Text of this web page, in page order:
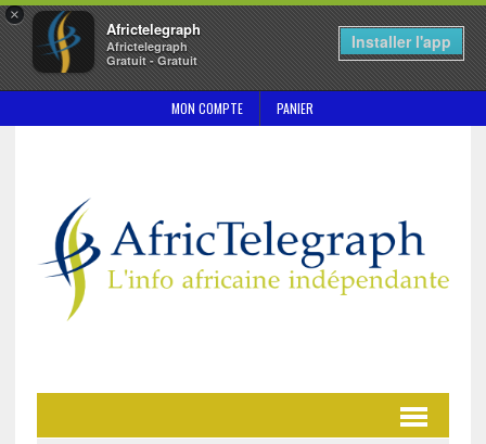
×
Africtelegraph
Africtelegraph
Gratuit - Gratuit
Installer l'app
MON COMPTE PANIER